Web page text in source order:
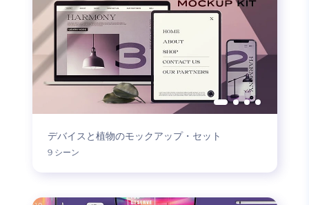
デバイスと植物のモックアップ・セット
9 シーン